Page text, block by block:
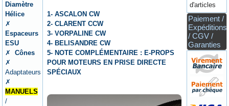
Diamètre
Hélice
✗
Espaceurs
ESU
✗
Cônes
✗
Adaptateurs
✗
MANUELS
/
1- ASCALON CW
2- CLARENT CCW
3- VORPALINE CW
4- BELISANDRE CW
5- NOTE COMPLÉMENTAIRE : E-PROPS
POUR MOTEURS EN PRISE DIRECTE
SPÉCIAUX
d'articles
Paiement /
Expéditions
/ CGV /
Garanties